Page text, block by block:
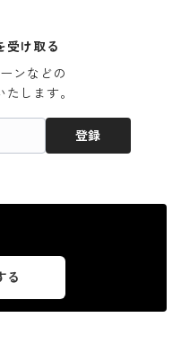
受け取る
ンなどの
します。
登録
る